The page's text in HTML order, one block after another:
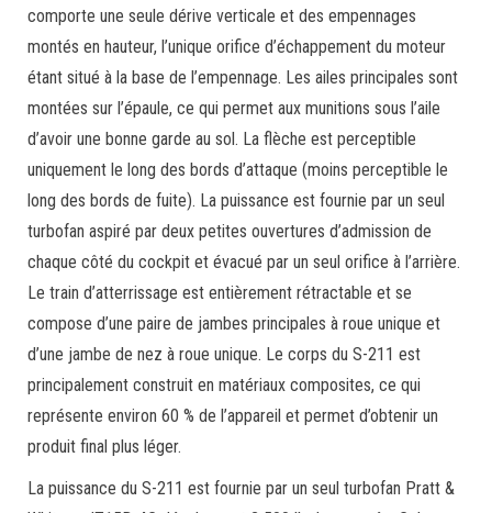
comporte une seule dérive verticale et des empennages
montés en hauteur, l’unique orifice d’échappement du moteur
étant situé à la base de l’empennage. Les ailes principales sont
montées sur l’épaule, ce qui permet aux munitions sous l’aile
d’avoir une bonne garde au sol. La flèche est perceptible
uniquement le long des bords d’attaque (moins perceptible le
long des bords de fuite). La puissance est fournie par un seul
turbofan aspiré par deux petites ouvertures d’admission de
chaque côté du cockpit et évacué par un seul orifice à l’arrière.
Le train d’atterrissage est entièrement rétractable et se
compose d’une paire de jambes principales à roue unique et
d’une jambe de nez à roue unique. Le corps du S-211 est
principalement construit en matériaux composites, ce qui
représente environ 60 % de l’appareil et permet d’obtenir un
produit final plus léger.
La puissance du S-211 est fournie par un seul turbofan Pratt &